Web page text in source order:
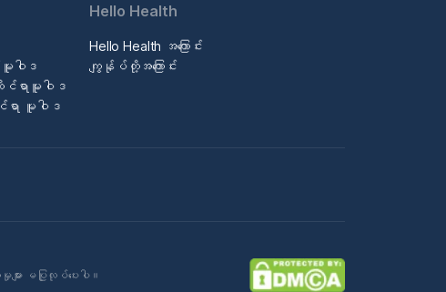
မူဝါဒ
င်ရာမူဝါဒ
ရာ မူဝါဒ
Hello Health
Hello Health အကြောင်း
ကျွန်ုပ်တို့အကြောင်း
ျား မပြုလုပ်ပေးပါ။